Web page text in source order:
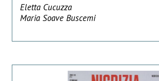
Eletta Cucuzza
Maria Soave Buscemi